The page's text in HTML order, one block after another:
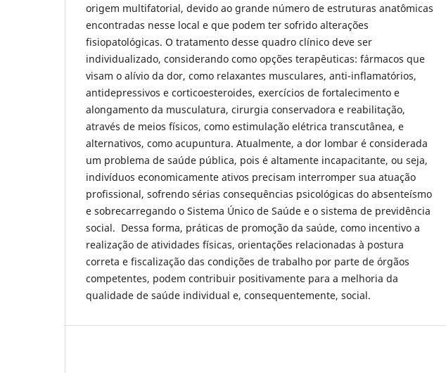
origem multifatorial, devido ao grande número de estruturas anatômicas
encontradas nesse local e que podem ter sofrido alterações
fisiopatológicas. O tratamento desse quadro clínico deve ser
individualizado, considerando como opções terapêuticas: fármacos que
visam o alívio da dor, como relaxantes musculares, anti-inflamatórios,
antidepressivos e corticoesteroides, exercícios de fortalecimento e
alongamento da musculatura, cirurgia conservadora e reabilitação,
através de meios físicos, como estimulação elétrica transcutânea, e
alternativos, como acupuntura. Atualmente, a dor lombar é considerada
um problema de saúde pública, pois é altamente incapacitante, ou seja,
indivíduos economicamente ativos precisam interromper sua atuação
profissional, sofrendo sérias consequências psicológicas do absenteísmo
e sobrecarregando o Sistema Único de Saúde e o sistema de previdência
social. Dessa forma, práticas de promoção da saúde, como incentivo a
realização de atividades físicas, orientações relacionadas à postura
correta e fiscalização das condições de trabalho por parte de órgãos
competentes, podem contribuir positivamente para a melhoria da
qualidade de saúde individual e, consequentemente, social.